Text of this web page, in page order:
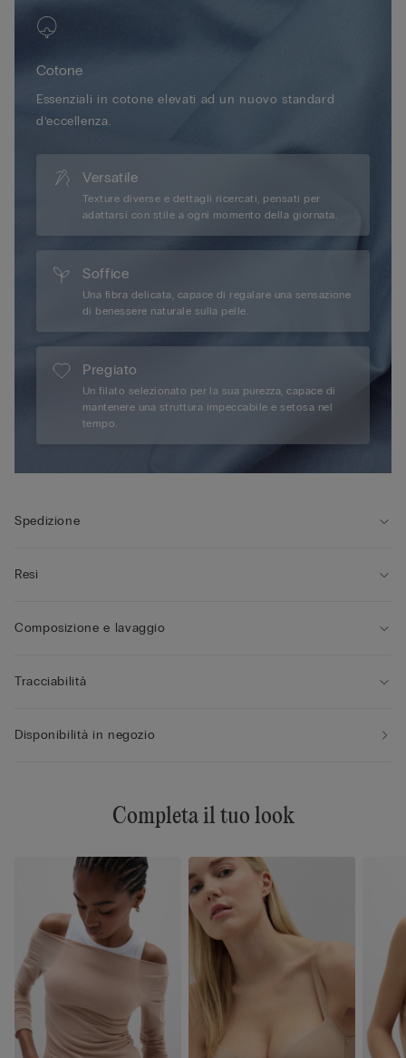
Cotone
Essenziali in cotone elevati ad un nuovo standard
d’eccellenza.
Versatile
Texture diverse e dettagli ricercati, pensati per
adattarsi con stile a ogni momento della giornata.
Soffice
Una fibra delicata, capace di regalare una sensazione
di benessere naturale sulla pelle.
Pregiato
Un filato selezionato per la sua purezza, capace di
mantenere una struttura impeccabile e setosa nel
tempo.
Spedizione
Resi
Composizione e lavaggio
Tracciabilità
Disponibilità in negozio
Completa il tuo look